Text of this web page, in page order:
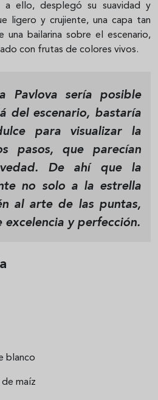
ello, desplegó su suavidad y
ligero y crujiente, una capa tan
bailarina sobre el escenario,
con frutas de colores vivos.
Pavlova sería posible
del escenario, bastaría
para visualizar la
pasos, que parecían
De ahí que la
no solo a la estrella
al arte de las puntas,
excelencia y perfección.
blanco
maíz